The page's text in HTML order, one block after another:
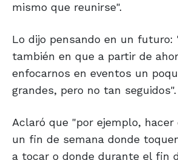
mismo que reunirse".
Lo dijo pensando en un futuro:
también en que a partir de
enfocarnos en eventos un
grandes, pero no tan seguidos".
Aclaró que "por ejemplo,
un fin de semana donde
a tocar o donde durante el fin